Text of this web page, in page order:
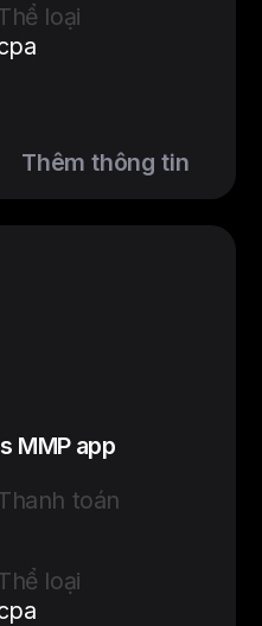
loại
Thêm thông tin
MMP app
toán
loại